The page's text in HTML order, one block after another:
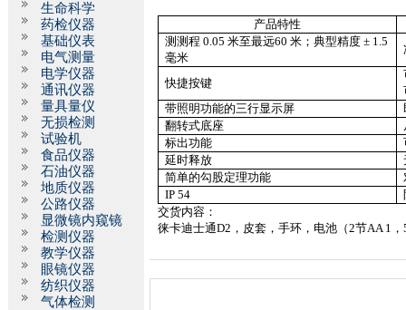
生命科学
药检仪器
基础仪表
电气测量
电学仪器
通讯仪器
量具量仪
无损检测
试验机
食品仪器
石油仪器
地质仪器
公路仪器
显微镜内窥镜
检测仪器
教学仪器
眼镜仪器
纺织仪器
气体检测
产品特性
测测程 0.05米至最远60米 ；典型精度 ± 1.5
毫米
快捷按键
带照明功能的三行显示屏
翻转式底座
标出功能
延时释放
简单的勾股定理功能
IP 54
交货内容：
徕卡迪士通D2 ，皮套，手环，电池（2节AA 1 ，